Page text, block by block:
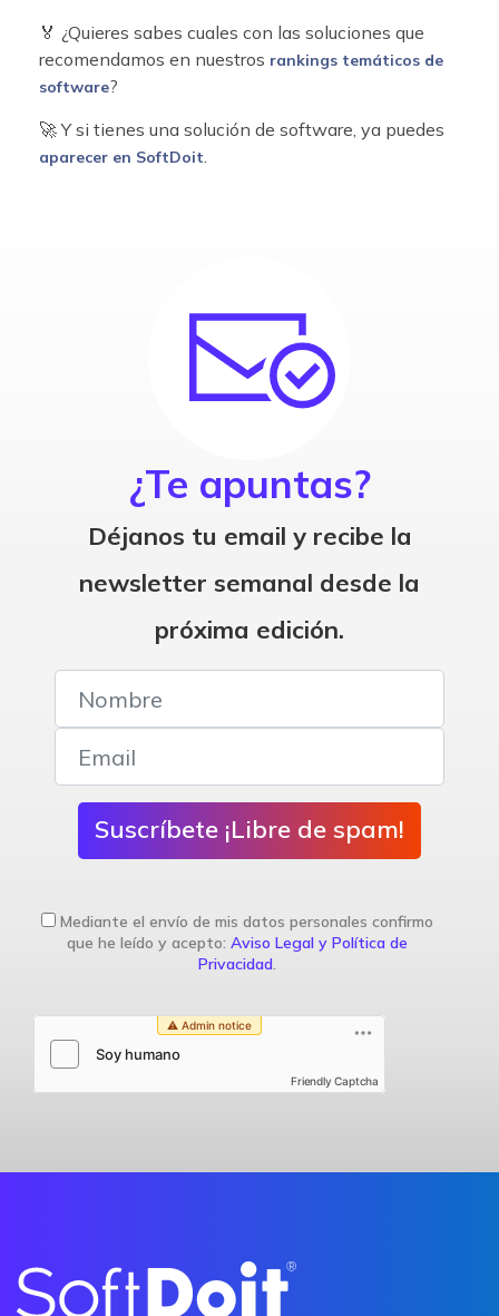
🏅 ¿Quieres sabes cuales con las soluciones que
recomendamos en nuestros rankings temáticos de
software?
🚀 Y si tienes una solución de software, ya puedes
aparecer en SoftDoit.
¿Te apuntas?
Déjanos tu email y recibe la
newsletter semanal desde la
próxima edición.
Suscríbete ¡Libre de spam!
Mediante el envío de mis datos personales confirmo
que he leído y acepto: Aviso Legal y Política de
Privacidad.
Friendly Captcha